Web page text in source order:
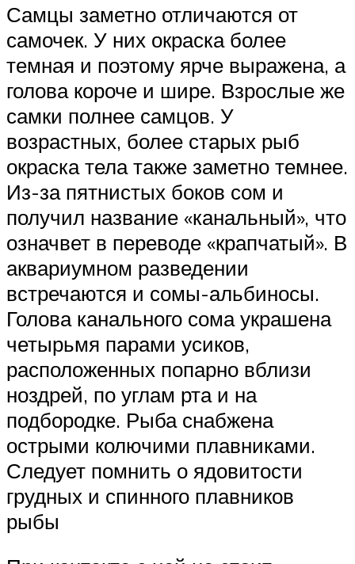
Самцы заметно отличаются от
самочек. У них окраска более
темная и поэтому ярче выражена, а
голова короче и шире. Взрослые же
самки полнее самцов. У
возрастных, более старых рыб
окраска тела также заметно темнее.
Из-за пятнистых боков сом и
получил название «канальный», что
означвет в переводе «крапчатый». В
аквариумном разведении
встречаются и сомы-альбиносы.
Голова канального сома украшена
четырьмя парами усиков,
расположенных попарно вблизи
ноздрей, по углам рта и на
подбородке. Рыба снабжена
острыми колючими плавниками.
Следует помнить о ядовитости
грудных и спинного плавников
рыбы